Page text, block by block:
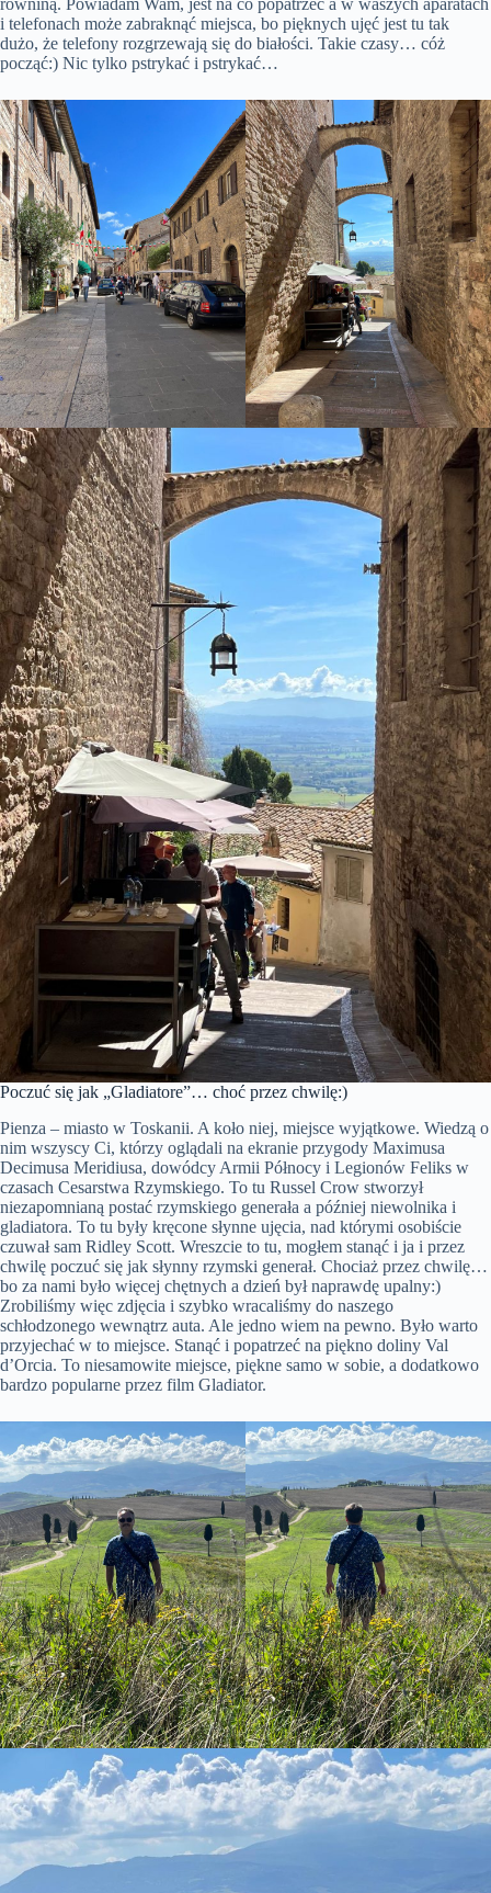
równiną. Powiadam Wam, jest na co popatrzeć a w waszych aparatach
i telefonach może zabraknąć miejsca, bo pięknych ujęć jest tu tak
dużo, że telefony rozgrzewają się do białości. Takie czasy… cóż
począć:) Nic tylko pstrykać i pstrykać…
Poczuć się jak „Gladiatore”… choć przez chwilę:)
Pienza – miasto w Toskanii. A koło niej, miejsce wyjątkowe. Wiedzą o
nim wszyscy Ci, którzy oglądali na ekranie przygody Maximusa
Decimusa Meridiusa, dowódcy Armii Północy i Legionów Feliks w
czasach Cesarstwa Rzymskiego. To tu Russel Crow stworzył
niezapomnianą postać rzymskiego generała a później niewolnika i
gladiatora. To tu były kręcone słynne ujęcia, nad którymi osobiście
czuwał sam Ridley Scott. Wreszcie to tu, mogłem stanąć i ja i przez
chwilę poczuć się jak słynny rzymski generał. Chociaż przez chwilę…
bo za nami było więcej chętnych a dzień był naprawdę upalny:)
Zrobiliśmy więc zdjęcia i szybko wracaliśmy do naszego
schłodzonego wewnątrz auta. Ale jedno wiem na pewno. Było warto
przyjechać w to miejsce. Stanąć i popatrzeć na piękno doliny Val
d’Orcia. To niesamowite miejsce, piękne samo w sobie, a dodatkowo
bardzo popularne przez film Gladiator.